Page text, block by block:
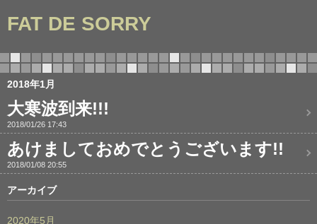
FAT DE SORRY
2018年1月
大寒波到来!!!
2018/01/26 17:43
あけましておめでとうございます!!
2018/01/08 20:55
アーカイブ
2020年5月